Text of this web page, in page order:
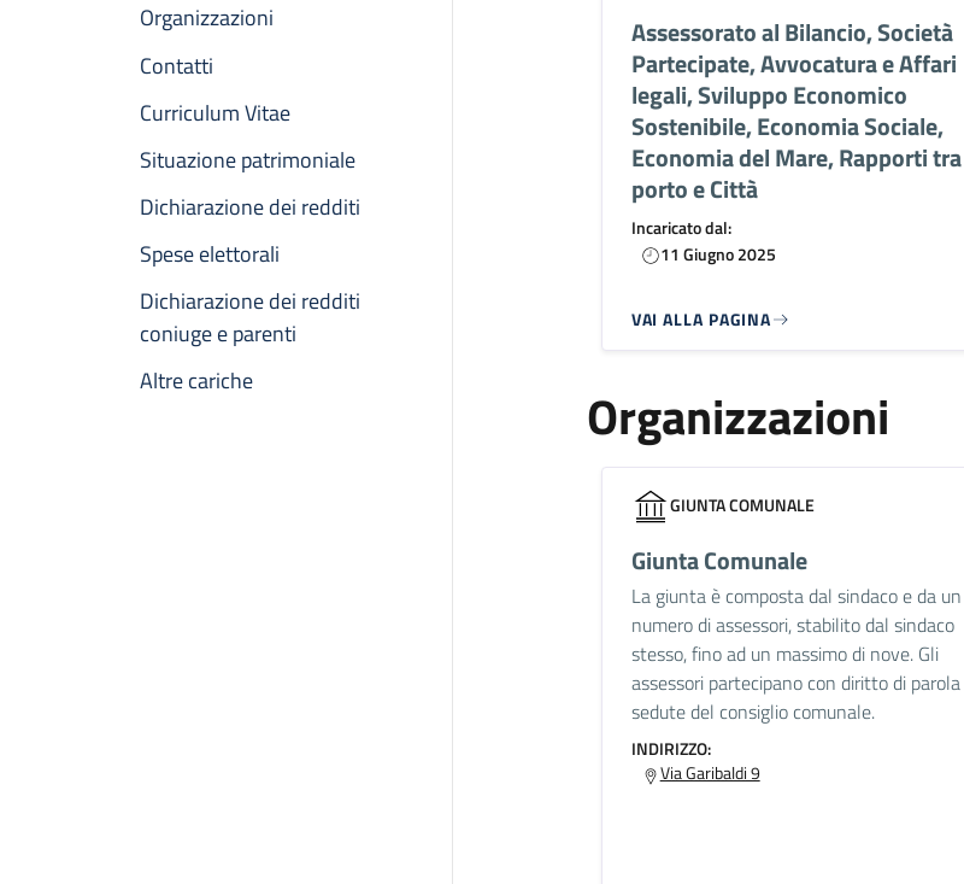
Organizzazioni
Contatti
Curriculum Vitae
Situazione patrimoniale
Dichiarazione dei redditi
Spese elettorali
Dichiarazione dei redditi
coniuge e parenti
Altre cariche
Assessorato al Bilancio, Società
Partecipate, Avvocatura e Affari
legali, Sviluppo Economico
Sostenibile, Economia Sociale,
Economia del Mare, Rapporti tra
porto e Città
Incaricato dal:
11 Giugno 2025
VAI ALLA PAGINA
Organizzazioni
GIUNTA COMUNALE
Giunta Comunale
La giunta è composta dal sindaco e da un
numero di assessori, stabilito dal sindaco
stesso, fino ad un massimo di nove. Gli
assessori partecipano con diritto di
sedute del consiglio comunale.
INDIRIZZO:
Via Garibaldi 9